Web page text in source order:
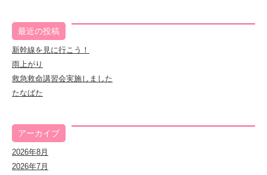
最近の投稿
新幹線を見に行こう！
雨上がり
救急救命講習会実施しました
たなばた
アーカイブ
2026年8月
2026年7月